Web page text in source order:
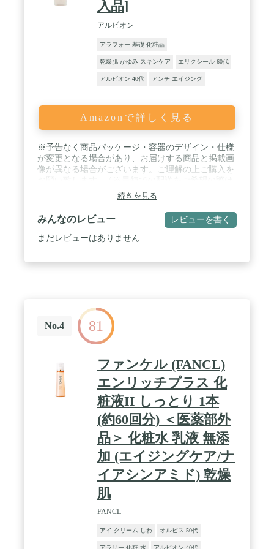
入品]
アルビオン
アラフォー 基礎 化粧品
乾燥肌 かゆみ スキンケア エリクシール 60代
アルビオン 40代 アンチ エイジング
Amazonで詳しく見る
※予告なく商品パッケージ・容器のデザイン・仕様
が変更となる場合があり、お届けする商品と掲載画
像が異なる場合がございます。ご理解の上ご購入を
配達希望日を指定せずにご注文ください。 / ※日祝
日・15時以降に頂いたご注文は翌営業日からの受付
となり、直近のご指定日にお届けできかねる場合が
ございます。予めご了承下さい。 / ※転売目的での
ご購入はご遠慮願います。
続きを見る
みんなのレビュー レビューを書く
まだレビューはありません
No.4 81
ファンケル (FANCL)
エンリッチプラス 化
粧液II しっとり 1本
(約60回分) ＜医薬部外
品＞ 化粧水 乳液 無添
加 (エイジングケア/ナ
イアシンアミド) 乾燥
肌
FANCL
アイ クリーム しわ オルビス 50代
アラサー 化粧 水 アルビオン 40代